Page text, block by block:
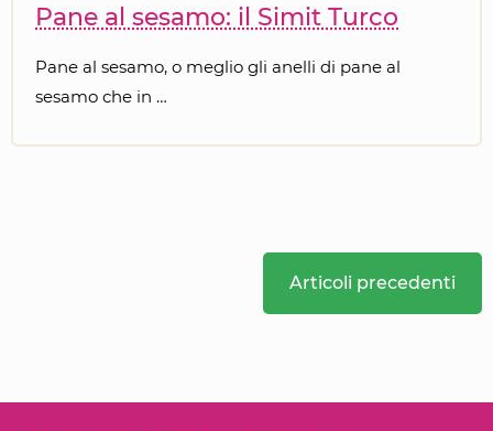
Pane al sesamo: il Simit Turco
Pane al sesamo, o meglio gli anelli di pane al
sesamo che in …
Articoli precedenti